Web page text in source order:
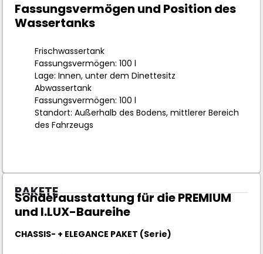
Fassungsvermögen und Position des
Wassertanks
Frischwassertank
Fassungsvermögen: 100 l
Lage: Innen, unter dem Dinettesitz
Abwassertank
Fassungsvermögen: 100 l
Standort: Außerhalb des Bodens, mittlerer Bereich
des Fahrzeugs
PAKETE
Sonderausstattung für die PREMIUM
und I.LUX-Baureihe
CHASSIS- + ELEGANCE PAKET (Serie)